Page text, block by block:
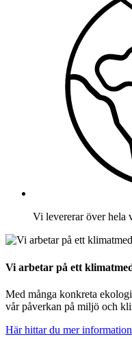
Vi levererar över hela
Vi arbetar på ett
Med många konkreta
vår påverkan på miljö och
Här hittar du mer